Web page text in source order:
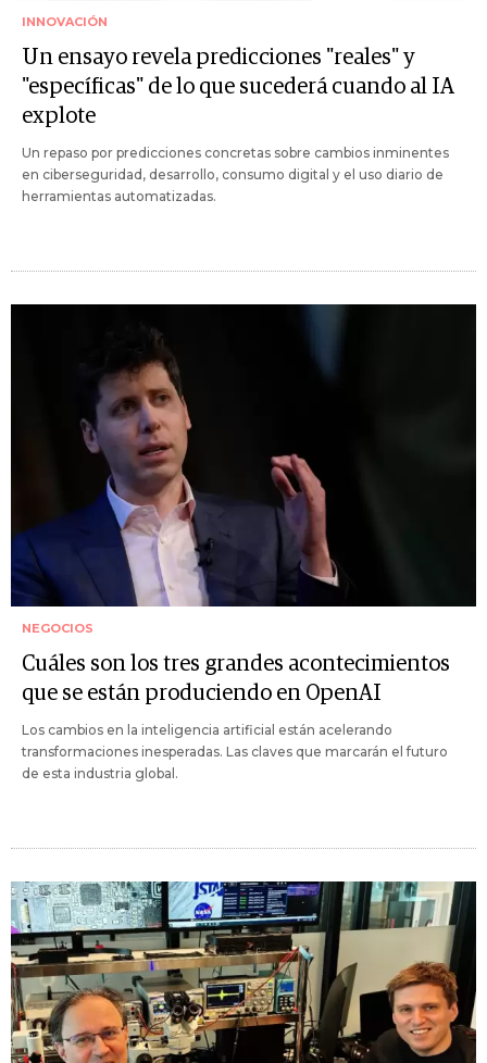
INNOVACIÓN
Un ensayo revela predicciones "reales" y
"específicas" de lo que sucederá cuando al IA
explote
Un repaso por predicciones concretas sobre cambios inminentes
en ciberseguridad, desarrollo, consumo digital y el uso diario de
herramientas automatizadas.
NEGOCIOS
Cuáles son los tres grandes acontecimientos
que se están produciendo en OpenAI
Los cambios en la inteligencia artificial están acelerando
transformaciones inesperadas. Las claves que marcarán el futuro
de esta industria global.